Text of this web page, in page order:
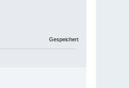
Gespeichert